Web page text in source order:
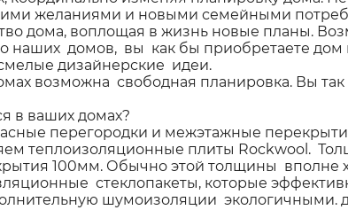
желаниями и новыми семейными
дома, воплощая в жизнь новые планы.
наших домов, вы как бы приобретаете
дизайнерские идеи.
возможна свободная планировка. Вы
в ваших домах?
перегородки и межэтажные
теплоизоляционные плиты Rockwool.
100мм. Обычно этой толщины вполне
стеклопакеты, которые
шумоизоляции экологичными.